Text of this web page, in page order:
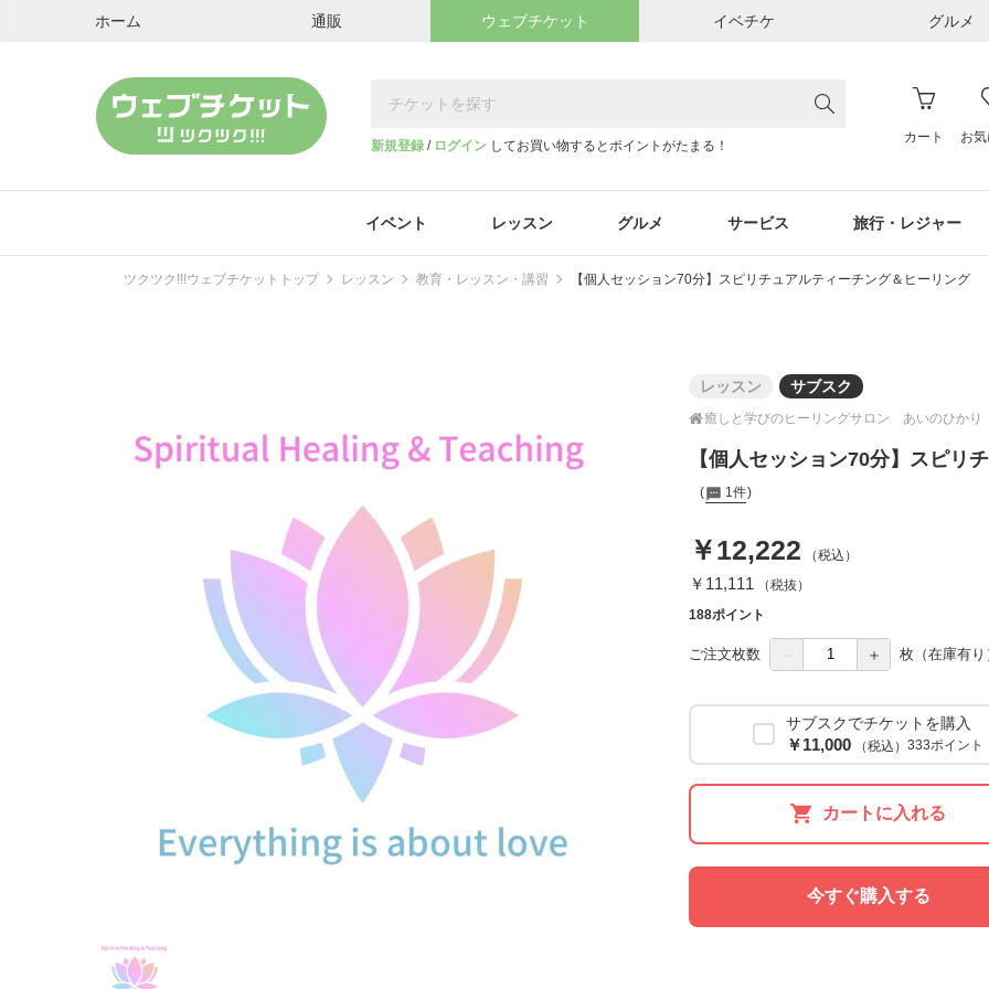
ホーム 通販 ウェブチケット イベチケ グルメ
新規登録 / ログイン してお買い物するとポイントがたまる！
カート お
イベント レッスン グルメ サービス 旅行・レジャー
ツクツク!!!ウェブチケットトップ レッスン 教育・レッスン・講習 【個人セッション70分】スピリチュアルティーチング＆ヒーリング
レッスン サブスク
癒しと学びのヒーリングサロン あいのひかり
【個人セッション70分】スピリ
1件
￥12,222 （税込）
￥11,111 （税抜）
188ポイント
ご注文枚数 ＋ 枚 （在庫有
サブスクでチケットを購入
￥11,000 （税込） 333ポイント
カートに入れる
今すぐ購入する